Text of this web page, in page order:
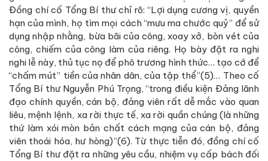
Đồng chí cố Tổng Bí thư chỉ rõ: “Lợi dụng cương vị, quyền
hạn của mình, họ tìm mọi cách “mưu ma chước quỷ” để sử
dụng nhập nhằng, bừa bãi của công, xoay xở, bòn vét của
công, chiếm của công làm của riêng. Họ bày đặt ra nghi
nghi lễ này, thủ tục nọ để phô trương hình thức… tạo cớ để
“chấm mút” tiền của nhân dân, của tập thể”(5)… Theo cố
Tổng Bí thư Nguyễn Phú Trọng, “trong điều kiện Đảng lãnh
đạo chính quyền, cán bộ, đảng viên rất dễ mắc vào quan
liêu, mệnh lệnh, xa rời thực tế, xa rời quần chúng (là những
thứ làm xói mòn bản chất cách mạng của cán bộ, đảng
viên thoái hóa, hư hòng)”(6). Từ thực tiễn đó, đồng chí cố
Tổng Bí thư đặt ra những yêu cầu, nhiệm vụ cấp bách đối